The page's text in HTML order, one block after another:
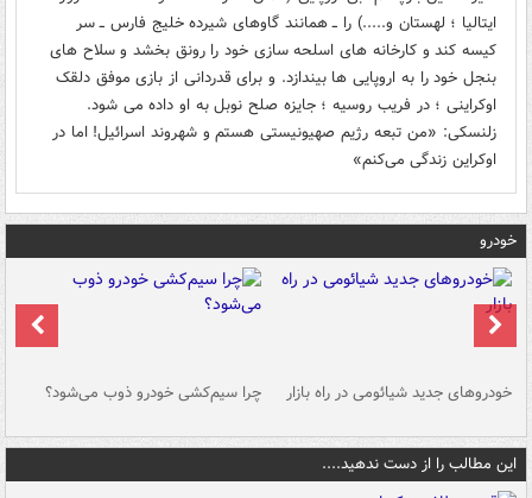
ایتالیا ؛ لهستان و.....) را ــ همانند گاوهای شیرده خلیج فارس ــ سر
کیسه کند و کارخانه های اسلحه سازی خود را رونق بخشد و سلاح های
بنجل خود را به اروپایی ها بیندازد. و برای قدردانی از بازی موفق دلقک
اوکراینی ؛ در فریب روسیه ؛ جایزه صلح نوبل به او داده می شود.
زلنسکی: «من تبعه رژیم صهیونیستی هستم و شهروند اسرائیل! اما در
اوکراین زندگی می‌کنم»
خودرو
خودروهای جدید شیائومی در راه بازار چرا سیم‌کشی خودرو ذوب می‌شود؟
این مطالب را از دست ندهید....